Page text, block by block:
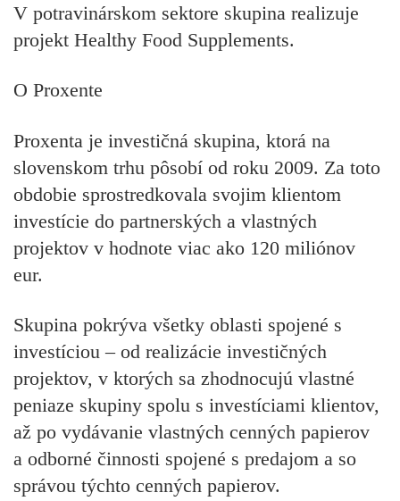
V potravinárskom sektore skupina realizuje
projekt Healthy Food Supplements.
O Proxente
Proxenta je investičná skupina, ktorá na
slovenskom trhu pôsobí od roku 2009. Za toto
obdobie sprostredkovala svojim klientom
investície do partnerských a vlastných
projektov v hodnote viac ako 120 miliónov
eur.
Skupina pokrýva všetky oblasti spojené s
investíciou – od realizácie investičných
projektov, v ktorých sa zhodnocujú vlastné
peniaze skupiny spolu s investíciami klientov,
až po vydávanie vlastných cenných papierov
a odborné činnosti spojené s predajom a so
správou týchto cenných papierov.